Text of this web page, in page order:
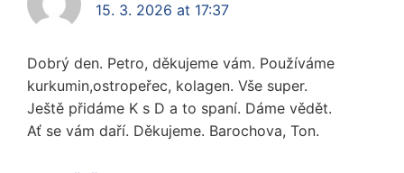
15. 3. 2026 at 17:37
Dobrý den. Petro, děkujeme vám. Používáme
kurkumin,ostropeřec, kolagen. Vše super.
Ještě přidáme K s D a to spaní. Dáme vědět.
Ať se vám daří. Děkujeme. Barochova, Ton.